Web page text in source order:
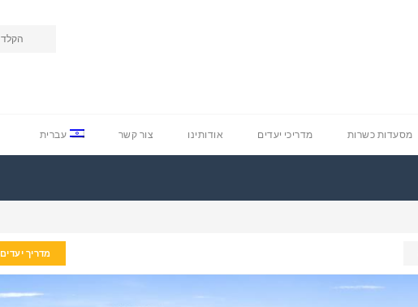
מסעדות כשרות מדריכי יעדים אודותינו צור קשר עברית
מדריך יעדים